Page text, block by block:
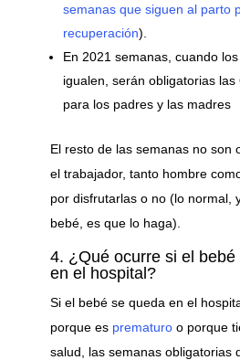
semanas que siguen al parto
recuperación).
En 2021 semanas, cuando
igualen, serán obligatorias
para los padres y las madres
El resto de las semanas no son
el trabajador, tanto hombre
por disfrutarlas o no (lo normal,
bebé, es que lo haga).
4. ¿Qué ocurre si el
en el hospital?
Si el bebé se queda en el
porque es prematuroo porque
salud, las semanas obligatorias